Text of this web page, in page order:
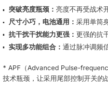
突破亮度瓶颈： 亮度不再受战术
尺寸小巧，电池通用 ： 采用单筒
抗干扰干扰能力更强： 更强的抗
实现多功能组合： 通过脉冲调频
* APF（Advanced Pulse-
技术瓶颈，让采用尾部控制开关的